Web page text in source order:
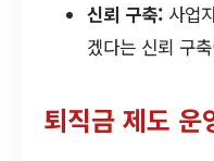
신뢰 구축: 사업
겠다는 신뢰 구
퇴직금 제도 운